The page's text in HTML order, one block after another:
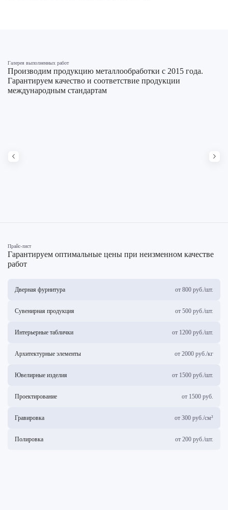
Галерея выполненных работ
Производим продукцию металлообработки с 2015 года.
Гарантируем качество и соответствие продукции
международным стандартам
Прайс-лист
Гарантируем оптимальные цены при неизменном качестве
работ
Дверная фурнитура от 800 руб./шт.
Сувенирная продукция от 500 руб./шт.
Интерьерные таблички от 1200 руб./шт.
Архитектурные элементы от 2000 руб./кг
Ювелирные изделия от 1500 руб./шт.
Проектирование от 1500 руб.
Гравировка от 300 руб./см²
Полировка от 200 руб./шт.